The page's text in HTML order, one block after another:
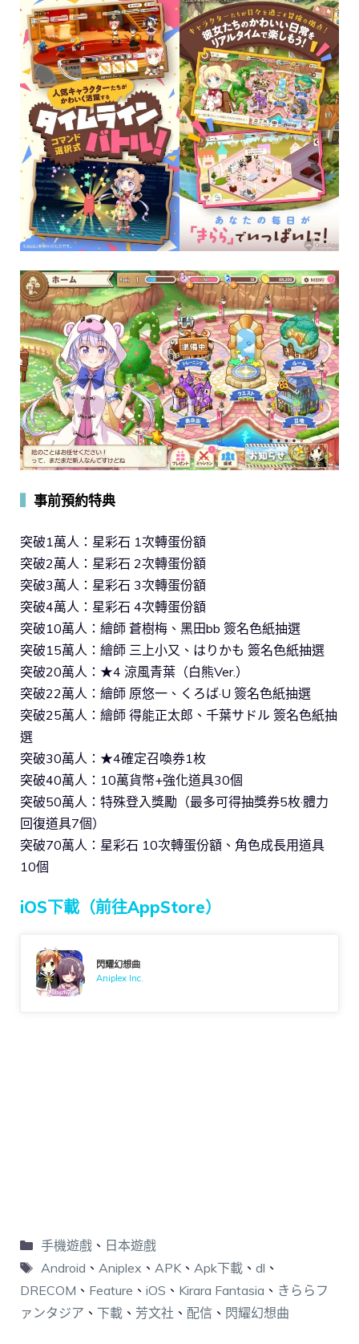
事前預約特典
突破1萬人：星彩石 1次轉蛋份額
突破2萬人：星彩石 2次轉蛋份額
突破3萬人：星彩石 3次轉蛋份額
突破4萬人：星彩石 4次轉蛋份額
突破10萬人：繪師 蒼樹梅、黑田bb 簽名色紙抽選
突破15萬人：繪師 三上小又、はりかも 簽名色紙抽選
突破20萬人：★4 涼風青葉（白熊Ver.）
突破22萬人：繪師 原悠一、くろば·U 簽名色紙抽選
突破25萬人：繪師 得能正太郎、千葉サドル 簽名色紙抽
選
突破30萬人：★4確定召喚券1枚
突破40萬人：10萬貨幣+強化道具30個
突破50萬人：特殊登入獎勵（最多可得抽獎券5枚·體力
回復道具7個）
突破70萬人：星彩石 10次轉蛋份額、角色成長用道具
10個
iOS下載（前往AppStore）
閃耀幻想曲
Aniplex Inc.
手機遊戲、 日本遊戲
Android 、 Aniplex 、 APK、 Apk下載、 dl 、
DRECOM 、 Feature 、 iOS 、 Kirara Fantasia 、 きららフ
ァンタジア 、 下載 、 芳文社 、 配信 、 閃耀幻想曲